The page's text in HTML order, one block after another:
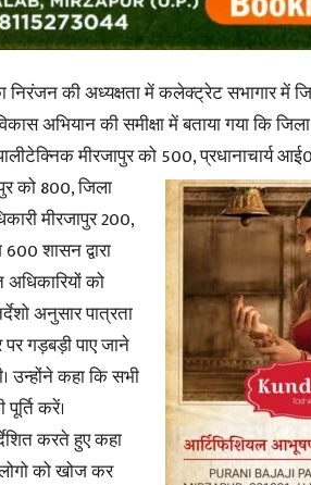
निरंजन की अध्यक्षता में कलेक्ट्रेट सभागार में
अभियान की समीक्षा में बताया गया कि जिला
मीरजापुर को500, प्रधानाचार्य
को 800, जिला
मीरजापुर 200,
शासन द्वारा
अधिकारियों को
अनुसार पात्रता
गड़बड़ी पाए जाने
उन्होंने कहा कि सभी
करें।
करते हुए कहा
को खोज कर